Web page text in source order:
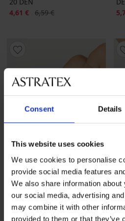
Consent Details
This website uses cookies
We use cookies to personalise
provide social media features
We also share information
our social media, advertising
may combine it with other
provided to them or that they’ve
Popust
4,61 € Prvobitna cijena
6,59 €
-30%
5PACK Najlon dokoljenke 20
-
2